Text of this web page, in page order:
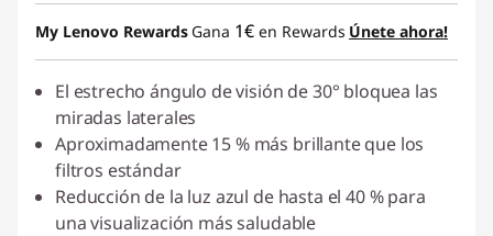
My Lenovo Rewards Gana 1€ en Rewards Únete ahora!
El estrecho ángulo de visión de 30° bloquea las
miradas laterales
Aproximadamente 15 % más brillante que los
filtros estándar
Reducción de la luz azul de hasta el 40 % para
una visualización más saludable